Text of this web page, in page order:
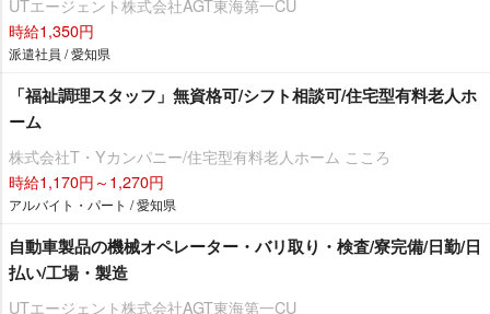
時給1,350円
派遣社員 / 愛知県
「福祉調理スタッフ」無資格可/シフト相談可/住宅型有料老人ホ
ーム
株式会社T・Yカンパニー/住宅型有料老人ホーム こころ
時給1,170円～1,270円
アルバイト・パート / 愛知県
自動車製品の機械オペレーター・バリ取り・検査/寮完備/日勤/日
払い/工場・製造
UTエージェント株式会社AGT東海第一CU